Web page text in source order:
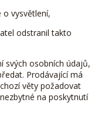
vysvětlení,
odstranil takto
svých osobních údajů,
Prodávající má
věty požadovat
na poskytnutí